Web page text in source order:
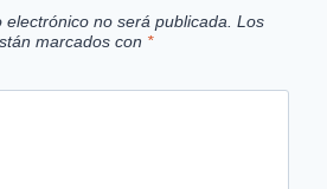
no será publicada. Los
marcados con *